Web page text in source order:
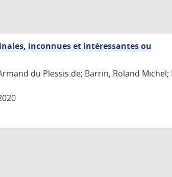
inconnues et intéressantes ou
du Plessis de; Barrin, Roland